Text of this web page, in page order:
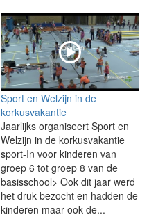
Sport en Welzijn in de
korkusvakantie
Jaarlijks organiseert Sport en
Welzijn in de korkusvakantie
sport-In voor kinderen van
groep 6 tot groep 8 van de
basisschool> Ook dit jaar werd
het druk bezocht en hadden de
kinderen maar ook de...